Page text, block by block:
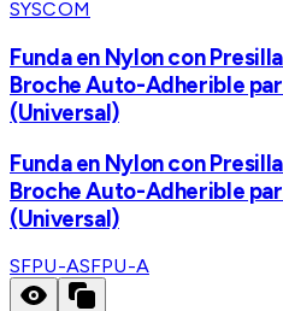
SYSCOM
Funda en Nylon con
Broche Auto-Adherible
(Universal)
Funda en Nylon con
Broche Auto-Adherible
(Universal)
SFPU-ASFPU-A